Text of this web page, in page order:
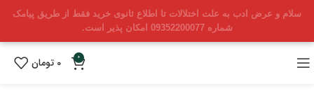
سلام و عرض ادب به علت اختلالات تا اطلاع ثانوی خرید فقط از طریق پیامک
شماره 09352200077 امکان پذیر است.
0
0 تومان